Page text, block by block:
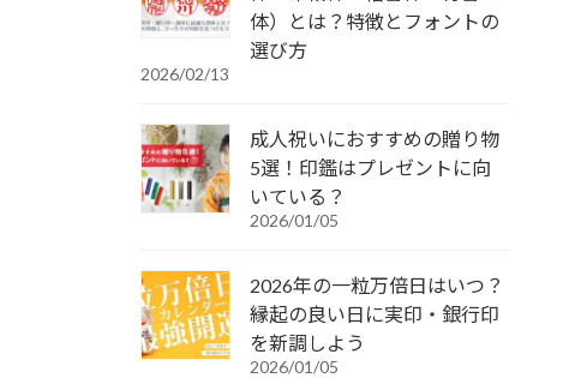
体）とは？特徴とフォントの
選び方
2026/02/13
成人祝いにおすすめの贈り物
5選！印鑑はプレゼントに向
いている？
2026/01/05
2026年の一粒万倍日はいつ？
縁起の良い日に実印・銀行印
を新調しよう
2026/01/05